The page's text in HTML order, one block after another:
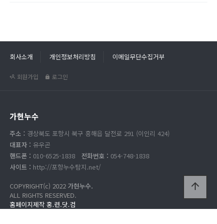
회사소개 개인정보처리방침 이메일무단수집거부
회원가입 로그인
가현누수
주소 : 경상북도 포항시 북구 흥해읍 달전로 291 (이인리 424)
대표자 : 유우곤
핸드폰 : 010-6525-1838 전화번호 : 054-748-1838
사이트 : http://포항누수탐지.net/
COPYRIGHT(c) 2022 가현누수.
ALL RIGHTS RESERVED.
홈페이지제작 홍.련.닷.컴
arrow_upward